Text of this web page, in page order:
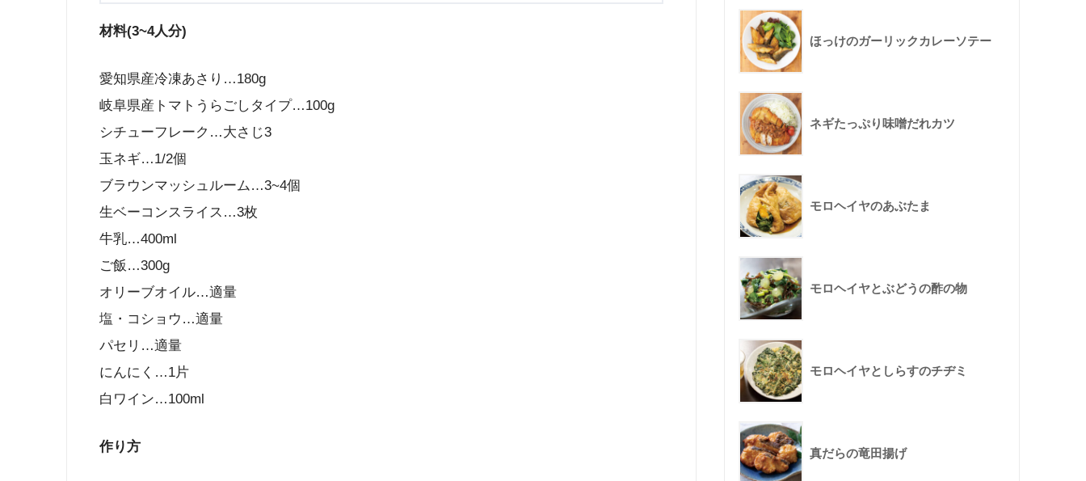
材料(3~4人分)
愛知県産冷凍あさり…180g
岐阜県産トマトうらごしタイプ…100g
シチューフレーク…大さじ3
玉ネギ…1/2個
ブラウンマッシュルーム…3~4個
生ベーコンスライス…3枚
牛乳…400ml
ご飯…300g
オリーブオイル…適量
塩・コショウ…適量
パセリ…適量
にんにく…1片
白ワイン…100ml
作り方
ほっけのガーリックカレーソテー
ネギたっぷり味噌だれカツ
モロヘイヤのあぶたま
モロヘイヤとぶどうの酢の物
モロヘイヤとしらすのチヂミ
真だらの竜田揚げ